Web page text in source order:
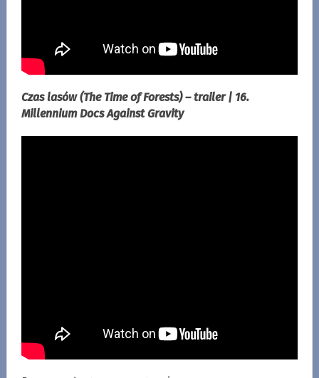
Czas lasów (The Time of Forests) – trailer | 16.
Millennium Docs Against Gravity